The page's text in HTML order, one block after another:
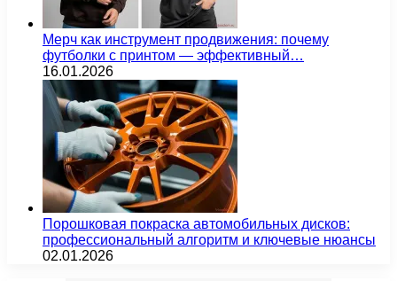
Мерч как инструмент продвижения: почему
футболки с принтом — эффективный…
16.01.2026
Порошковая покраска автомобильных дисков:
профессиональный алгоритм и ключевые нюансы
02.01.2026